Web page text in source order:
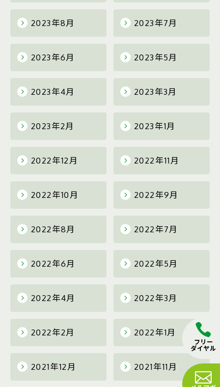
フリー
ダイヤル
2023年8月 2023年7月
2023年6月 2023年5月
2023年4月 2023年3月
2023年2月 2023年1月
2022年12月 2022年11月
2022年10月 2022年9月
2022年8月 2022年7月
2022年6月 2022年5月
2022年4月 2022年3月
2022年2月 2022年1月
2021年12月 2021年11月